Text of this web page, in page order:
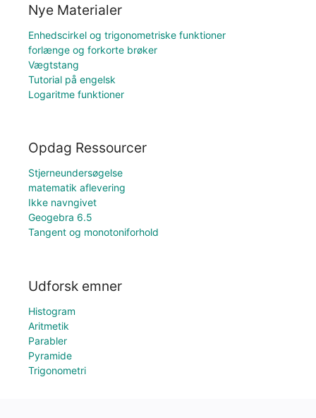
Nye Materialer
Enhedscirkel og trigonometriske funktioner
forlænge og forkorte brøker
Vægtstang
Tutorial på engelsk
Logaritme funktioner
Opdag Ressourcer
Stjerneundersøgelse
matematik aflevering
Ikke navngivet
Geogebra 6.5
Tangent og monotoniforhold
Udforsk emner
Histogram
Aritmetik
Parabler
Pyramide
Trigonometri